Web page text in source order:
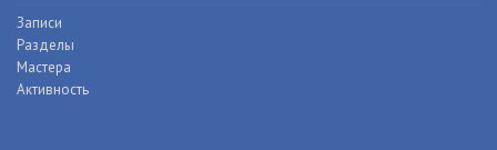
Записи
Разделы
Мастера
Активность